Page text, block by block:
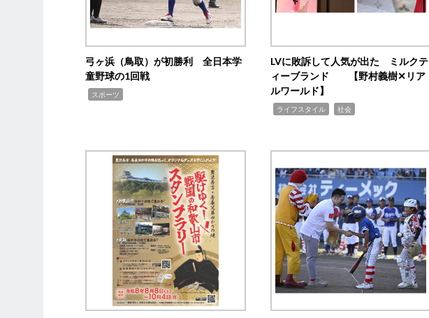
弓ヶ浜（鳥取）が初勝利 全日本学
童野球の1回戦
スポーツ
LVに敗訴して人気が出た ミルクテ
ィーブランド 【野村義樹✕リア
ルワールド】
ライフスタイル 社会